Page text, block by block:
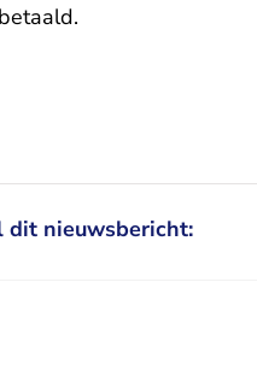
dit nieuwsbericht: